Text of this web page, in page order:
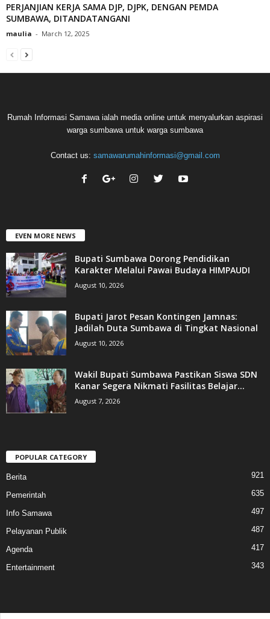
PERJANJIAN KERJA SAMA DJP, DJPK, DENGAN PEMDA
SUMBAWA, DITANDATANGANI
maulia - March 12, 2025
Rumah Informasi Samawa ialah media online untuk menyalurkan aspirasi
warga sumbawa untuk warga sumbawa
Contact us: samawarumahinformasi@gmail.com
EVEN MORE NEWS
Bupati Sumbawa Dorong Pendidikan
Karakter Melalui Pawai Budaya HIMPAUDI
August 10, 2026
Bupati Jarot Pesan Kontingen Jamnas:
Jadilah Duta Sumbawa di Tingkat Nasional
August 10, 2026
Wakil Bupati Sumbawa Pastikan Siswa SDN
Kanar Segera Nikmati Fasilitas Belajar...
August 7, 2026
POPULAR CATEGORY
Berita 921
Pemerintah 635
Info Samawa 497
Pelayanan Publik 487
Agenda 417
Entertainment 343